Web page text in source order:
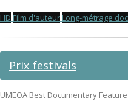
HD Film d'auteur Long-métrage
Prix festivals
UMEOA Best Documentary